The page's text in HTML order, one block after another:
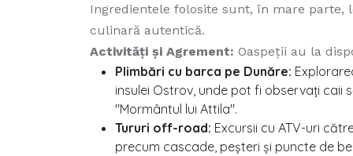
Ingredientele folosite sunt, în mare parte,
culinară autentică.
Activități și Agrement: Oaspeții au la
Plimbări cu barca pe Dunăre:
insulei Ostrov, unde pot fi observați caii
"Mormântul lui Attila".
Tururi off-road: Excursii cu ATV-uri
precum cascade, peșteri și puncte de